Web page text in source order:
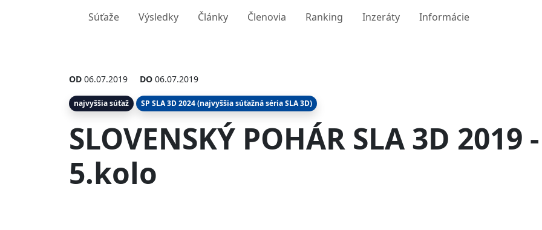
Súťaže Výsledky Články Členovia Ranking Inzeráty Informácie
OD 06.07.2019 DO 06.07.2019
najvyššia súťaž SP SLA 3D 2024 (najvyššia súťažná séria SLA 3D)
SLOVENSKÝ POHÁR SLA 3D 2019 -
5.kolo